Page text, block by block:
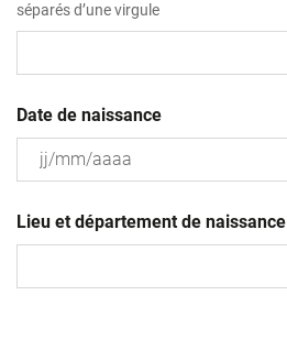
séparés d’une virgule
Date de naissance
slash
MM
Lieu et département de naissance